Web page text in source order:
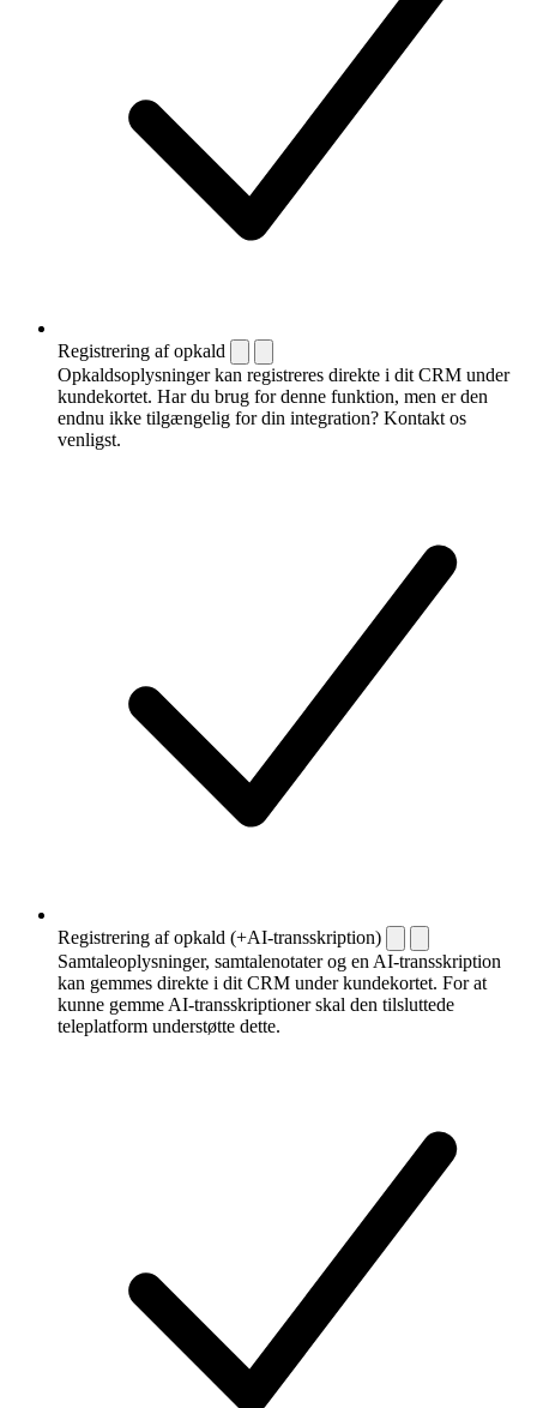
Registrering af opkald
Opkaldsoplysninger kan registreres direkte i dit CRM under
kundekortet. Har du brug for denne funktion, men er den
endnu ikke tilgængelig for din integration? Kontakt os
venligst.
Registrering af opkald (+AI-transskription)
Samtaleoplysninger, samtalenotater og en AI-transskription
kan gemmes direkte i dit CRM under kundekortet. For at
kunne gemme AI-transskriptioner skal den tilsluttede
teleplatform understøtte dette.